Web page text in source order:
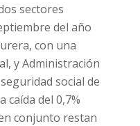
sectores
del año
con una
y Administración
social de
caída del 0,7%
conjunto restan